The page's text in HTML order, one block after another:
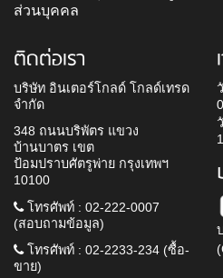
ส่วนบุคคล
ติดต่อเรา
บริษัท อินเตอร์โกลด์ โกลด์เทรด
จำกัด
348 ถนนบริพัตร แขวง
บ้านบาตร เขต
ป้อมปราบศัตรูพ่าย กรุงเทพฯ
10100
โทรศัพท์ : 02-222-0007
(สอบถามข้อมูล)
โทรศัพท์ : 02-2233-234 (ซื้อ-
ขาย)